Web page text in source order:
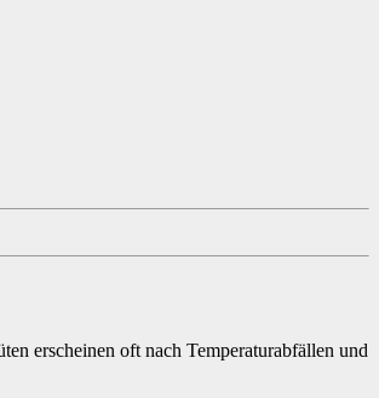
erscheinen oft nach Temperaturabfällen und